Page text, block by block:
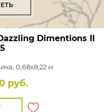
Dimentions II
0,68x8,22 м
руб.